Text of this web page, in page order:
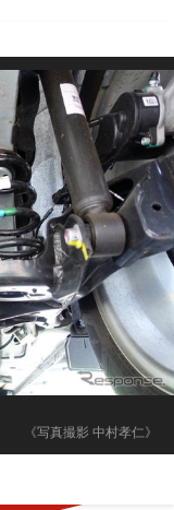
《写真撮影 中村孝仁》